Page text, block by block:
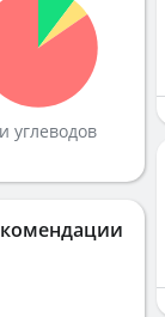
углеводов